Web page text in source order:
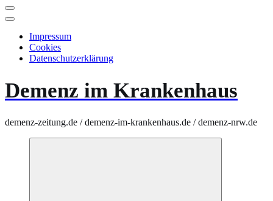
Impressum
Cookies
Datenschutzerklärung
Demenz im Krankenhaus
demenz-zeitung.de / demenz-im-krankenhaus.de / demenz-nrw.de